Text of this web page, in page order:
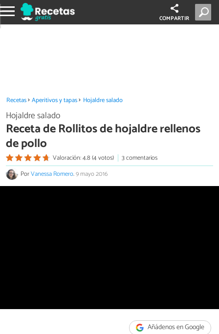
COMPARTIR
Recetas Aperitivos y tapas Hojaldre salado
Hojaldre salado
Receta de Rollitos de hojaldre rellenos
de pollo
Valoración: 4.8 (4 votos)
3 comentarios
PorVanessa Romero.9 mayo 2016
Añádenos en Google